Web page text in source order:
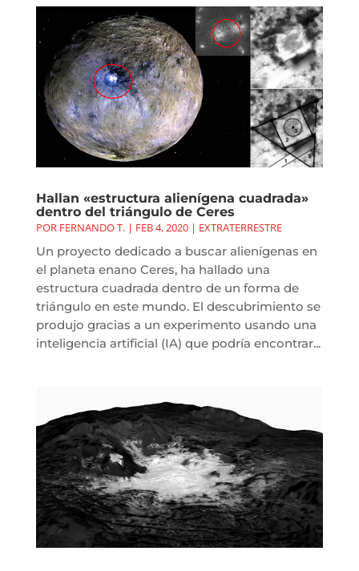
Hallan «estructura alienígena cuadrada»
dentro del triángulo de Ceres
POR FERNANDO T.| FEB 4, 2020| EXTRATERRESTRE
Un proyecto dedicado a buscar alienígenas en
el planeta enano Ceres, ha hallado una
estructura cuadrada dentro de un forma de
triángulo en este mundo. El descubrimiento se
produjo gracias a un experimento usando una
inteligencia artificial (IA) que podría encontrar...